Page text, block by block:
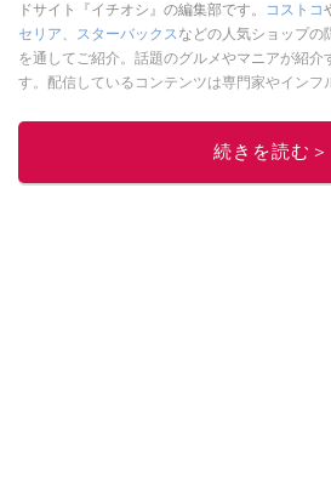
ドサイト『イチオシ』の編集部です。
コストコ
セリア、 スターバックスなどの人気ショップの
を通してご紹介。話題のグルメやマニアが紹
す。配信しているコンテンツは専門家やインフ
ニュースでフォロー
続きを読む＞